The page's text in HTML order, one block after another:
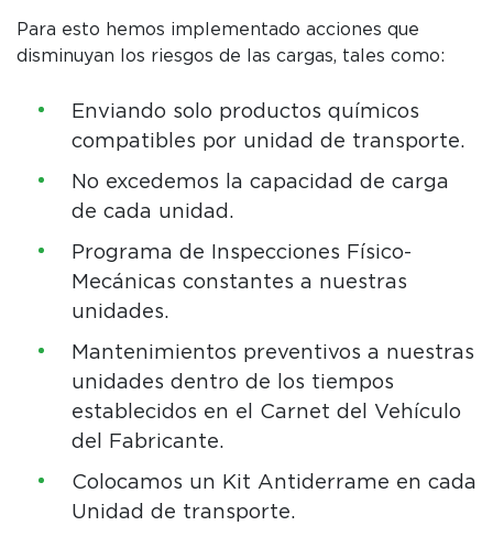
Para esto hemos implementado acciones que
disminuyan los riesgos de las cargas, tales como:
Enviando solo productos químicos
compatibles por unidad de transporte.
No excedemos la capacidad de carga
de cada unidad.
Programa de Inspecciones Físico-
Mecánicas constantes a nuestras
unidades.
Mantenimientos preventivos a nuestras
unidades dentro de los tiempos
establecidos en el Carnet del Vehículo
del Fabricante.
Colocamos un Kit Antiderrame en cada
Unidad de transporte.